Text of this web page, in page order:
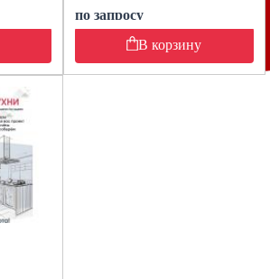
по запросу
В корзину